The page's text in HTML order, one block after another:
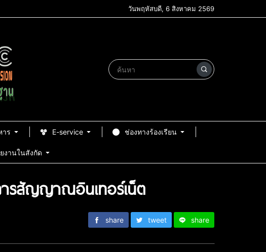
วันพฤหัสบดี, 6 สิงหาคม 2569
าร E-service ช่องทางร้องเรียน
งานในสังกัด
รสัญญาณอินเทอร์เน็ต
share tweet share